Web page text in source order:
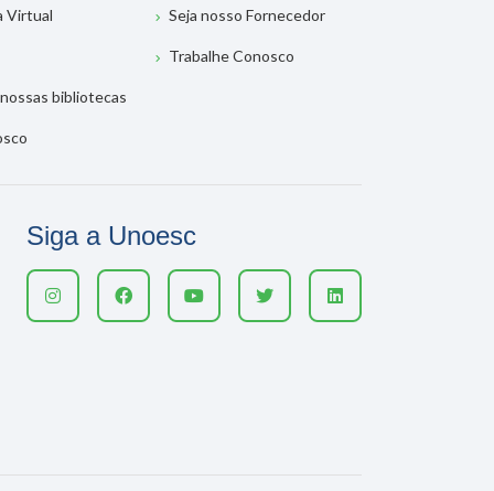
Virtual
bibliotecas
Seja nosso Fornecedor
Trabalhe Conosco
Siga a Unoesc